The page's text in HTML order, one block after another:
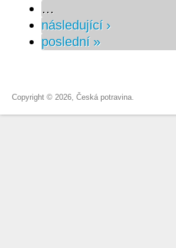
…
následující ›
poslední »
Copyright © 2026, Česká potravina.